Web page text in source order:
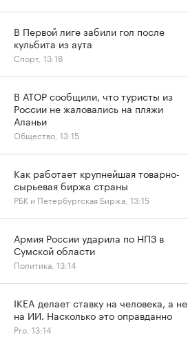
В Первой лиге забили гол после
кульбита из аута
Спорт, 13:18
В АТОР сообщили, что туристы из
России не жаловались на пляжи
Аланьи
Общество, 13:15
Как работает крупнейшая товарно-
сырьевая биржа страны
РБК и Петербургская Биржа, 13:15
Армия России ударила по НПЗ в
Сумской области
Политика, 13:14
IKEA делает ставку на человека, а не
на ИИ. Насколько это оправданно
Pro, 13:14